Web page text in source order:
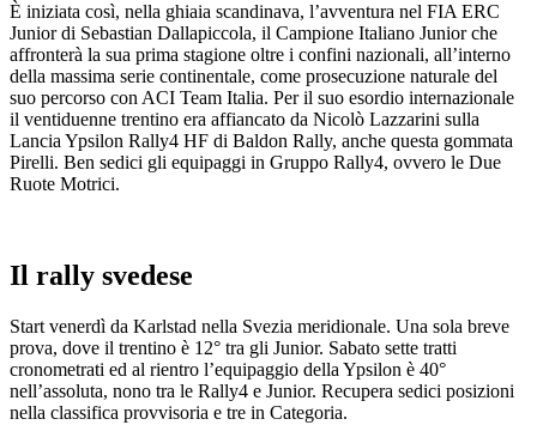
È iniziata così, nella ghiaia scandinava, l’avventura nel FIA ERC
Junior di Sebastian Dallapiccola, il Campione Italiano Junior che
affronterà la sua prima stagione oltre i confini nazionali, all’interno
della massima serie continentale, come prosecuzione naturale del
suo percorso con ACI Team Italia. Per il suo esordio internazionale
il ventiduenne trentino era affiancato da Nicolò Lazzarini sulla
Lancia Ypsilon Rally4 HF di Baldon Rally, anche questa gommata
Pirelli. Ben sedici gli equipaggi in Gruppo Rally4, ovvero le Due
Ruote Motrici.
Il rally svedese
Start venerdì da Karlstad nella Svezia meridionale. Una sola breve
prova, dove il trentino è 12° tra gli Junior. Sabato sette tratti
cronometrati ed al rientro l’equipaggio della Ypsilon è 40°
nell’assoluta, nono tra le Rally4 e Junior. Recupera sedici posizioni
nella classifica provvisoria e tre in Categoria.